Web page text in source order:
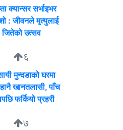
क्यान्सर सर्भाइभर
शो : जीवनले मृत्युलाई
जितेको उत्सव
६
मुन्दडाको घरमा
खानतलासी, पाँच
फर्कियो प्रहरी
७